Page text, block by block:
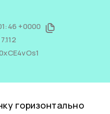
+0000
горизонтально